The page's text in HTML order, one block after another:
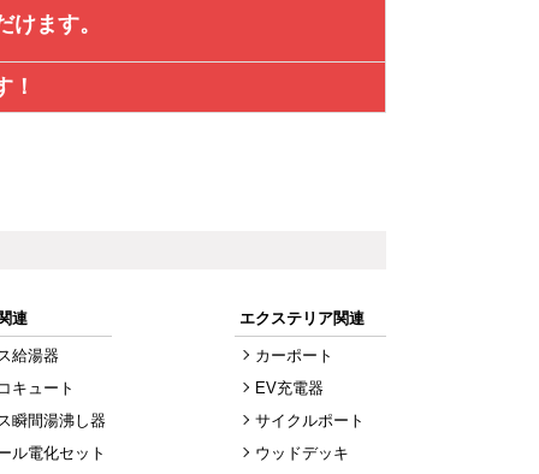
ます。
！
連
給湯器
キュート
瞬間湯沸し器
ル電化セット
エクステリア関連
カーポート
EV充電器
サイクルポート
ウッドデッキ